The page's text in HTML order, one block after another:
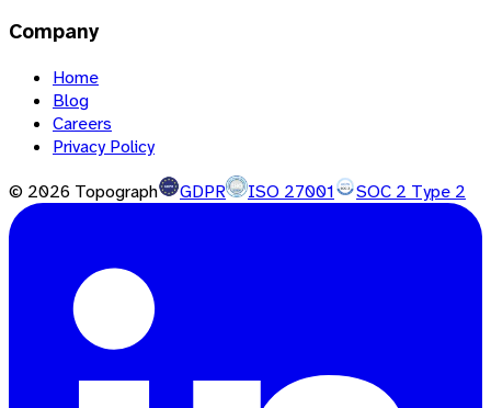
Company
Home
Blog
Careers
Privacy Policy
© 2026 Topograph GDPR ISO 27001 SOC 2 Type 2